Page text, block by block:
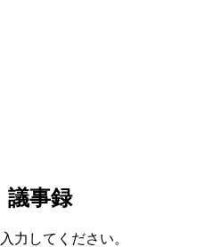
議事録
力してください。